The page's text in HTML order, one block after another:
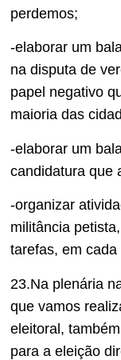
perdemos;
-elaborar um
na disputa de
papel negativo
maioria das
-elaborar um
candidatura que
-organizar
militância petista,
tarefas, em cada
23.Na plenária
que vamos
eleitoral,
para a eleição